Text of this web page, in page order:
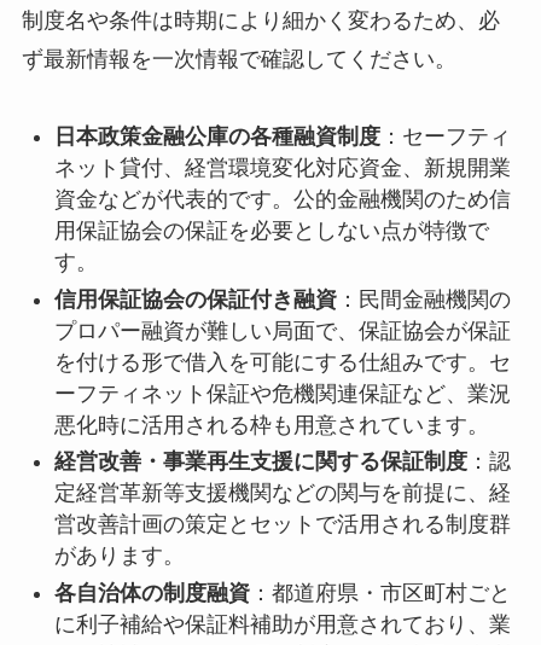
制度名や条件は時期により細かく変わるため、必
ず最新情報を一次情報で確認してください。
日本政策金融公庫の各種融資制度：セーフティ
ネット貸付、経営環境変化対応資金、新規開業
資金などが代表的です。公的金融機関のため信
用保証協会の保証を必要としない点が特徴で
す。
信用保証協会の保証付き融資：民間金融機関の
プロパー融資が難しい局面で、保証協会が保証
を付ける形で借入を可能にする仕組みです。セ
ーフティネット保証や危機関連保証など、業況
悪化時に活用される枠も用意されています。
経営改善・事業再生支援に関する保証制度：認
定経営革新等支援機関などの関与を前提に、経
営改善計画の策定とセットで活用される制度群
があります。
各自治体の制度融資：都道府県・市区町村ごと
に利子補給や保証料補助が用意されており、業